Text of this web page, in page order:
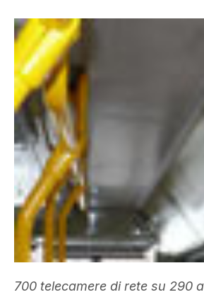
700 telecamere di rete su 290